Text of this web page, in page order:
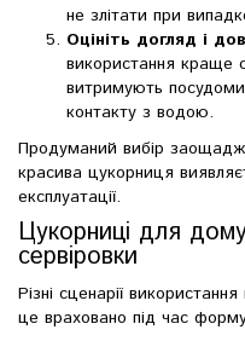
не злітати при
Оцініть догляд і
використання краще
витримують
контакту з водою.
Продуманий вибір
красива цукорниця
експлуатації.
Цукорниці для
сервіровки
Різні сценарії
це враховано під час